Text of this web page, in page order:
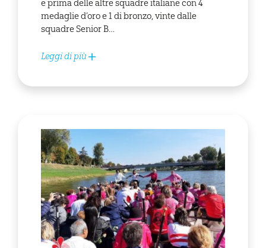
e prima delle altre squadre italiane con 4
medaglie d’oro e 1 di bronzo, vinte dalle
squadre Senior B…
Leggi di più